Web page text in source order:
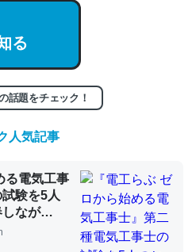
entry/2023/03/27
考察（１） - conceptualization
前の伏線」は回収されないけ
い分量。進化すればするほど分
考察（１） - conceptualization
る
話題をチェック！
人気記事
る電気工事
験を5人
なが
形式CBT